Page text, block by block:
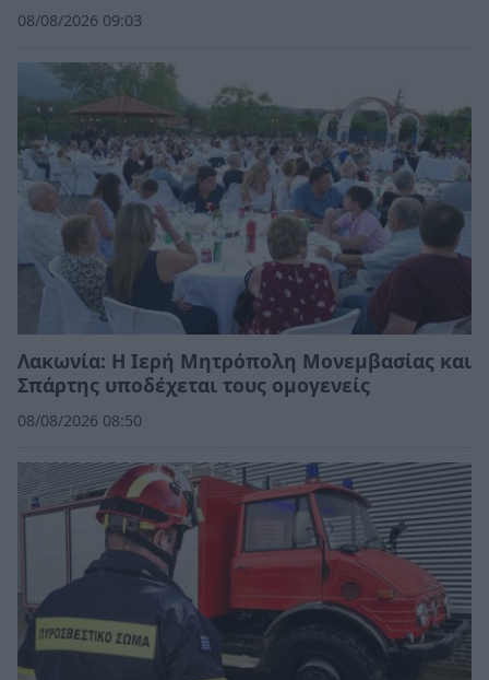
08/08/2026 09:03
Λακωνία: Η Ιερή Μητρόπολη Μονεμβασίας και
Σπάρτης υποδέχεται τους ομογενείς
08/08/2026 08:50